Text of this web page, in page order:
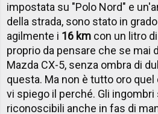
impostata su "Polo Nord" e
della strada, sono stato in
agilmente i 16 km con un litro
proprio da pensare che se mai
Mazda CX-5, senza ombra di
questa. Ma non è tutto oro
vi spiego il perché. Gli
riconoscibili anche in fas di